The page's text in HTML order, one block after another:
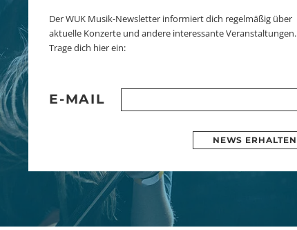
Der WUK Musik-Newsletter informiert dich regelmäßig über
aktuelle Konzerte und andere interessante Veranstaltungen.
Trage dich hier ein:
E-MAIL
NEWS ERHALTEN